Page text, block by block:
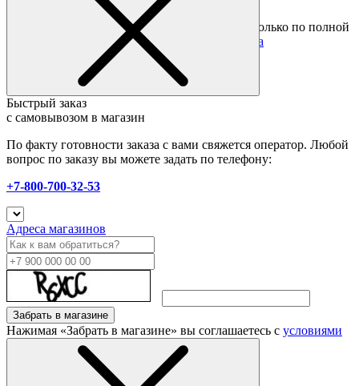
Подробные условия
Товары со скидкой отправляются по России только по полной
предоплате. Все подробности в разделе
оплата
Быстрый заказ
с самовывозом в магазин
По факту готовности заказа с вами свяжется оператор. Любой
вопрос по заказу вы можете задать по телефону:
+7-800-700-32-53
Адреса магазинов
Забрать в магазине
Нажимая «Забрать в магазине» вы соглашаетесь с условиями